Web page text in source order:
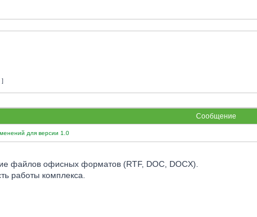
]
Сообщение
для версии 1.0
файлов офисных форматов (RTF, DOC, DOCX).
работы комплекса.